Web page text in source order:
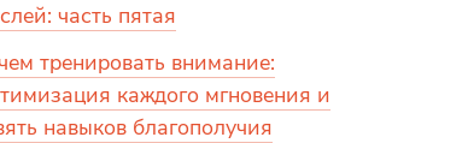
часть пятая
тренировать внимание:
каждого мгновения и
навыков благополучия